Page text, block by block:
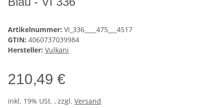
Artikelnummer: VI_336____475___4517
GTIN: 4060737039984
Hersteller: Vulkani
210,49 €
inkl. 19% USt. , zzgl. Versand